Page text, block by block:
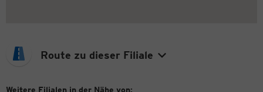
Route zu dieser Filiale
Weitere Filialen in der Nähe von: